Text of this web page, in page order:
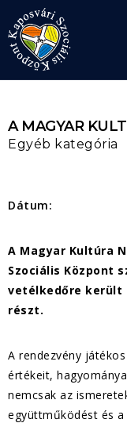
Ugrás a
A MAGYAR
Egyéb kategória
Dátum:
A Magyar Kultúra
Szociális Központ
vetélkedőre került
részt.
A rendezvény
értékeit,
nemcsak az
együttműködést és